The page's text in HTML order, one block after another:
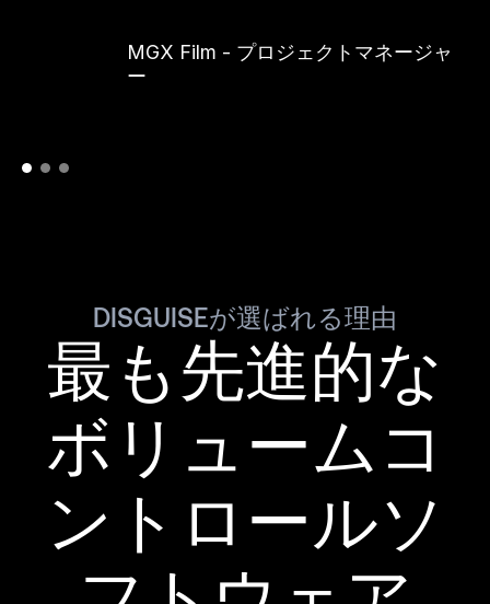
MGX Film - プロジェクトマネージャ
ー
DISGUISEが選ばれる理由
最も先進的な
ボリュームコ
ントロールソ